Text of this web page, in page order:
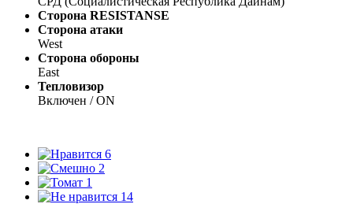
Сторона RESISTANSE
Сторона атаки
West
Сторона обороны
East
Тепловизор
Включен / ON
6
2
1
14